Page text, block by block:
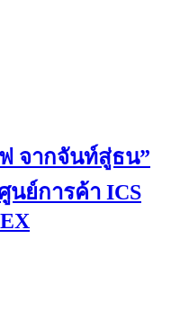
จากจันท์สู่ธน”
นย์การค้า ICS